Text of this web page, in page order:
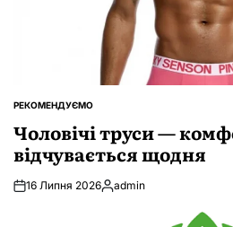
ОПУБЛІКУВАТИ
РЕКОМЕНДУЄМО
Чоловічі труси —
відчувається щодня
16 Липня 2026Опубліковано
admin